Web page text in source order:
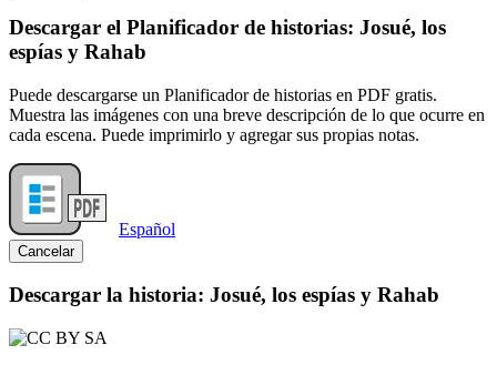
Descargar el Planificador de historias: Josué, los
espías y Rahab
Puede descargarse un Planificador de historias en PDF gratis.
Muestra las imágenes con una breve descripción de lo que ocurre en
cada escena. Puede imprimirlo y agregar sus propias notas.
Español
Cancelar
Descargar la historia: Josué, los espías y Rahab